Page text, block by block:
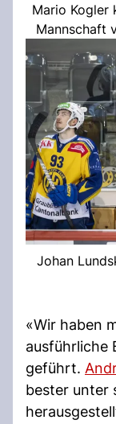
Mario Kogler
Mannschaft
Johan
«Wir haben
ausführliche
geführt.
bester unter